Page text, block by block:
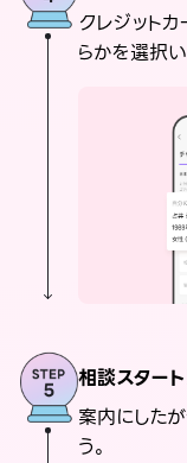
クレジット
らかを選択
相談スタート
案内にした
う。